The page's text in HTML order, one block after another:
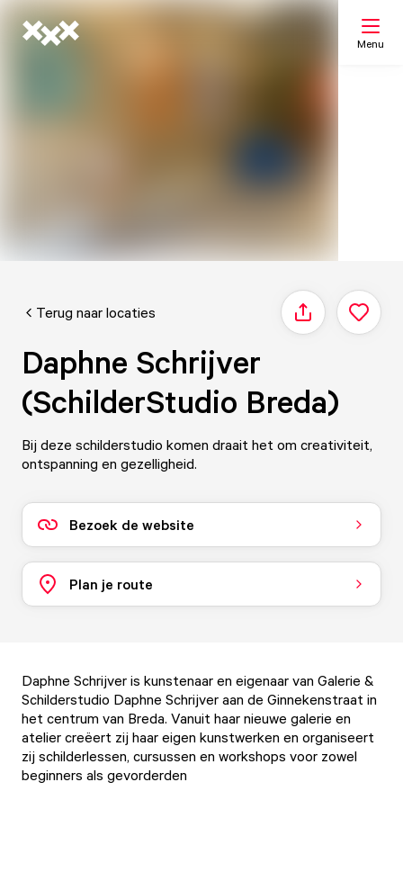
Menu
Terug naar locaties Delen
Daphne Schrijver
(SchilderStudio Breda)
Bij deze schilderstudio komen draait het om creativiteit,
ontspanning en gezelligheid.
Bezoek de website
Plan je route
Daphne Schrijver is kunstenaar en eigenaar van Galerie &
Schilderstudio Daphne Schrijver aan de Ginnekenstraat in
het centrum van Breda. Vanuit haar nieuwe galerie en
atelier creëert zij haar eigen kunstwerken en organiseert
zij schilderlessen, cursussen en workshops voor zowel
beginners als gevorderden